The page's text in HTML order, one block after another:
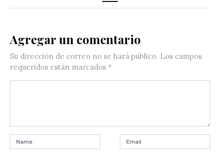
Agregar un comentario
Su dirección de correo no se hará público. Los campos
requeridos están marcados *